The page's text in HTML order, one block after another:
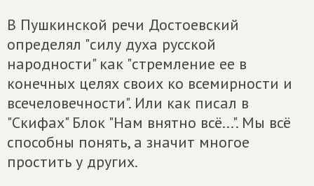
В Пушкинской речи Достоевский
определял "силу духа русской
народности" как "стремление ее в
конечных целях своих ко всемирности и
всечеловечности". Или как писал в
"Скифах" Блок "Нам внятно всё...". Мы всё
способны понять, а значит многое
простить у других.